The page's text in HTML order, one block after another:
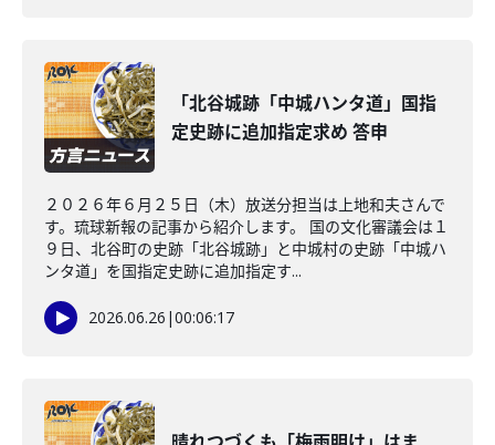
「北谷城跡「中城ハンタ道」国指
定史跡に追加指定求め 答申
２０２６年６月２５日（木）放送分担当は上地和夫さんで
す。琉球新報の記事から紹介します。 国の文化審議会は１
９日、北谷町の史跡「北谷城跡」と中城村の史跡「中城ハ
ンタ道」を国指定史跡に追加指定す...
2026.06.26 |00:06:17